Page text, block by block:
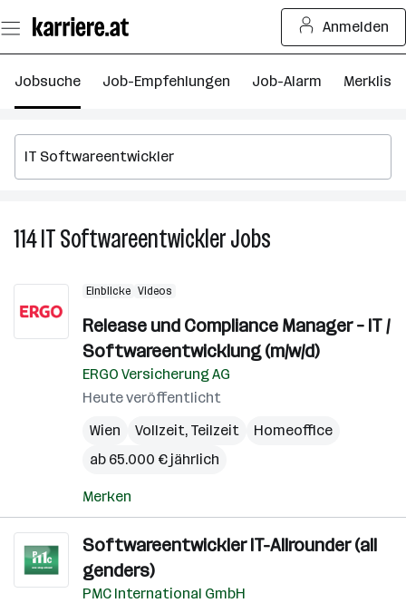
Seiteninhalt
springen
Anmelden
Jobsuche Job-Empfehlungen Job-Alarm Merkliste
114IT SoftwareentwicklerJobs
Einblicke Videos
Release und Compliance Manager – IT /
Softwareentwicklung (m/w/d)
ERGO Versicherung AG
Heute veröffentlicht
Wien
Vollzeit, Teilzeit
Homeoffice
ab 65.000 € jährlich
Merken
Softwareentwickler IT-Allrounder (all
genders)
PMC International GmbH